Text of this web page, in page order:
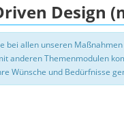
Design
bei allen unseren
anderen Themenmodulen
Wünsche und Bedürfnisse